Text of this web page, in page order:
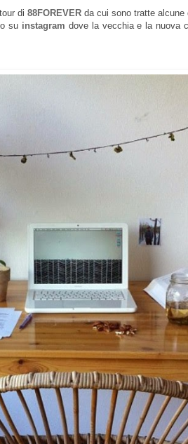
di 88FOREVER da cui sono tratte alcune
su instagram dove la vecchia e la nuova